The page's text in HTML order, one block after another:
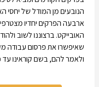
הנובעים מן המודל של יחסי
ארבעה הפרקים יחדיו
האובייקט. ברצוננו לשוב
שאיפשרו את פרסום עבודה
ולאמר להם, בשם קוראינו